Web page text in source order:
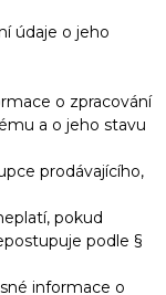
údaje o jeho
o zpracování
a o jeho stavu
prodávajícího,
pokud
podle §
informace o